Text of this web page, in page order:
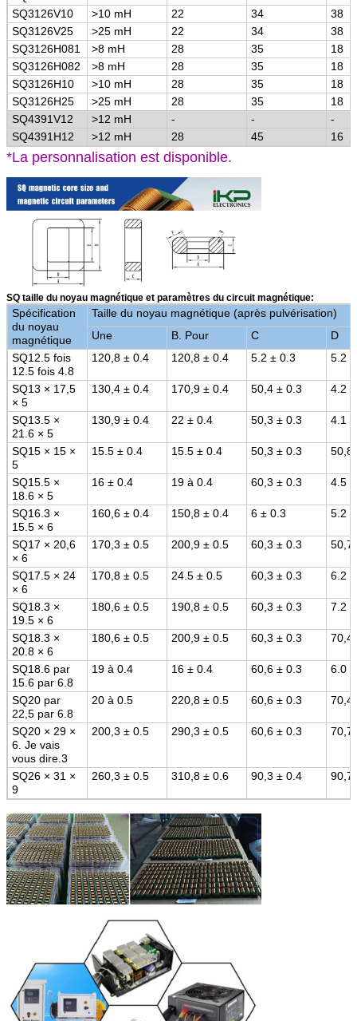
SQ3126V10
>10 mH 22 34
38
SQ3126V25
>25 mH 22 34
38
SQ3126H081
>8 mH 28 35
18
SQ3126H082
>8 mH 28 35
18
SQ3126H10
>10 mH 28 35
18
SQ3126H25
>25 mH 28 35
18
SQ4391V12
>12 mH - -
-
SQ4391H12
>12 mH 28 45 16
*La personnalisation est disponible.
SQ taille du noyau magnétique et paramètres du circuit magnétique:
Spécification
du noyau
magnétique
Taille du noyau magnétique (après pulvérisation)
Une
B. Pour C
D
SQ12.5 fois
12.5 fois 4.8
120,8 ± 0.4 120,8 ± 0.4 5.2 ± 0.3 5.2
SQ13 × 17,5
× 5
130,4 ± 0.4 170,9 ± 0.4 50,4 ± 0.3 4.2
SQ13.5 ×
21.6 × 5
130,9 ± 0.4 22 ± 0.4 50,3 ± 0.3 4.1
SQ15 × 15 ×
5
15.5 ± 0.4 15.5 ± 0.4 50,3 ± 0.3 50,8
SQ15.5 ×
18.6 × 5
16 ± 0.4 19 à 0.4 60,3 ± 0.3 4.5
SQ16.3 ×
15.5 × 6
160,6 ± 0.4 150,8 ± 0.4 6 ± 0.3 5.2
SQ17 × 20,6
× 6
170,3 ± 0.5 200,9 ± 0.5 60,3 ± 0.3 50,7
SQ17.5 × 24
× 6
170,8 ± 0.5 24.5 ± 0.5 60,3 ± 0.3 6.2
SQ18.3 ×
19.5 × 6
180,6 ± 0.5 190,8 ± 0.5 60,3 ± 0.3 7.2
SQ18.3 ×
20.8 × 6
180,6 ± 0.5 200,9 ± 0.5 60,3 ± 0.3 70,4
SQ18.6 par
15.6 par 6.8
19 à 0.4 16 ± 0.4 60,6 ± 0.3 6.0
SQ20 par
22,5 par 6.8
20 à 0.5 220,8 ± 0.5 60,6 ± 0.3 70,4
SQ20 × 29 ×
6. Je vais
vous dire.3
200,3 ± 0.5 290,3 ± 0.5 60,6 ± 0.3 70,7
SQ26 × 31 ×
9
260,3 ± 0.5 310,8 ± 0.6 90,3 ± 0.4 90,7